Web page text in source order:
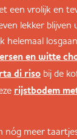
een vrolijk en
lekker blijven
helemaal
en witte
di riso bij de
rijstbodem
nóg meer